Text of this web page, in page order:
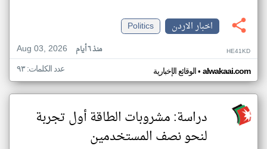
اخبار الاردن
Politics
Aug 03, 2026
منذ ٦ أيام HE41KD
الوقائع الإخبارية• alwakaai.com عدد الكلمات: ٩٣
دراسة: مشروبات الطاقة أول تجربة
لنحو نصف المستخدمين